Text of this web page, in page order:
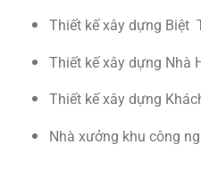
Thiết kế xây dựng Biệt
Thiết kế xây dựng Nhà
Thiết kế xây dựng
Nhà xưởng khu công